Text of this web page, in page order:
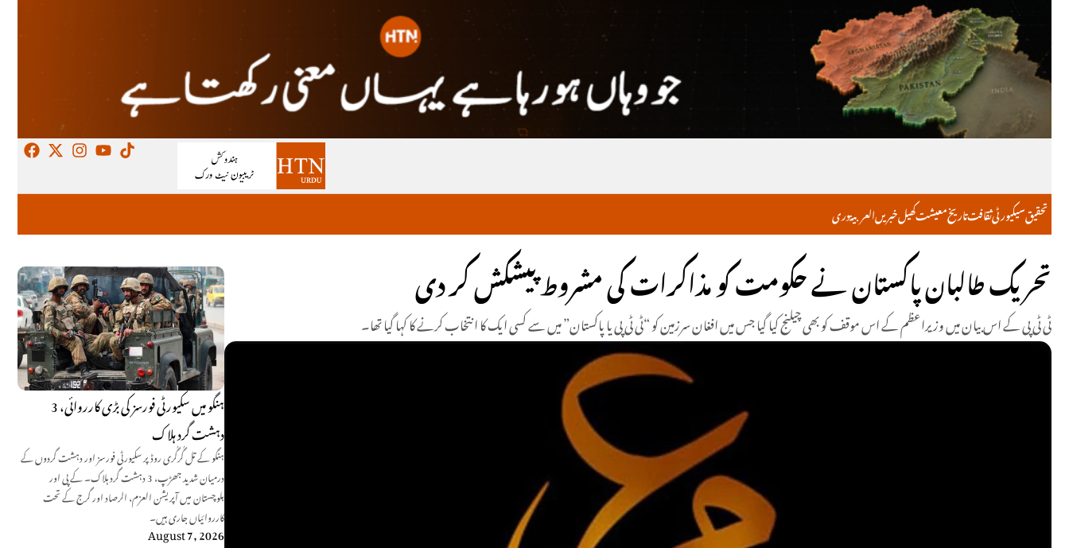
خبریںکھیلمعیشتتاریخثقافتسیکیورٹیتحقیق دریالعربية
ہنگو میں سکیورٹی فورسز کی بڑی کارروائی، 3
دہشت گرد ہلاک
ہنگو کے تل گُرگُری روڈ پر سکیورٹی فورسز اور دہشت گردوں کے
درمیان شدید جھڑپ، 3 دہشت گرد ہلاک۔ کے پی اور
بلوچستان میں آپریشن العزم، الرصاد اور گرج کے تحت
کارروائیاں جاری ہیں۔
August 7, 2026
تحریک طالبان پاکستان نے حکومت کو مذاکرات کی مشروط پیشکش کر دی
ٹی ٹی پی کے اس بیان میں وزیراعظم کے اس موقف کو بھی چیلنج کیا گیا جس میں افغان سرزمین کو “ٹی ٹی پی یا پاکستان” میں سے کسی ایک کا انتخاب کرنے کا کہا گیا تھا۔